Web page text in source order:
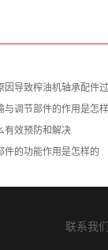
导致榨油机轴承配件
与调节部件的作用是怎
有效预防和解决
件的功能作用是怎样的
联系我们